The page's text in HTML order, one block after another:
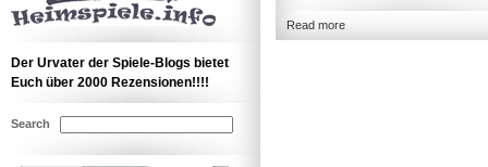
Read more
Der Urvater der Spiele-Blogs bietet
Euch über 2000 Rezensionen!!!!
Search